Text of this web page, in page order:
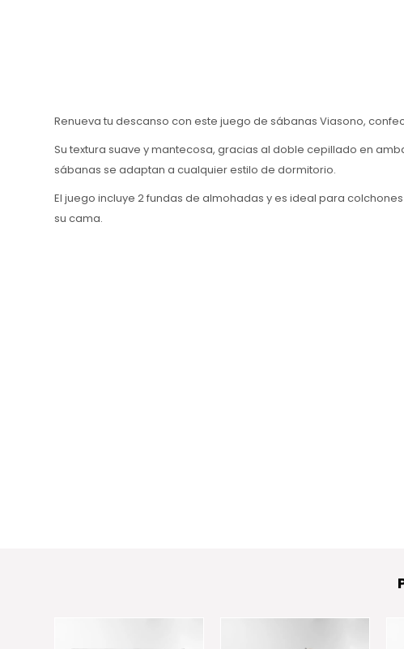
Renueva tu descanso con este juego de sábanas Viasono,
Su textura suave y mantecosa, gracias al doble cepillado en
sábanas se adaptan a cualquier estilo de dormitorio.
El juego incluye 2 fundas de almohadas y es ideal para
su cama.